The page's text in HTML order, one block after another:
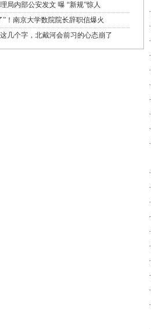
局内部公安发文 曝 “新规”惊人
”！南京大学数院院长辞职信爆火
几个字，北戴河会前习的心态崩了
·
·
·
·
·
·
·
·
·
·
·
·
·
·
·
·
·
·
·
·